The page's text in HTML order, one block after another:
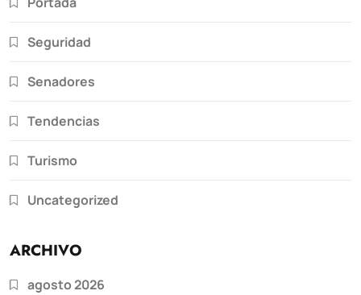
Seguridad
Senadores
Tendencias
Turismo
Uncategorized
ARCHIVO
agosto 2026